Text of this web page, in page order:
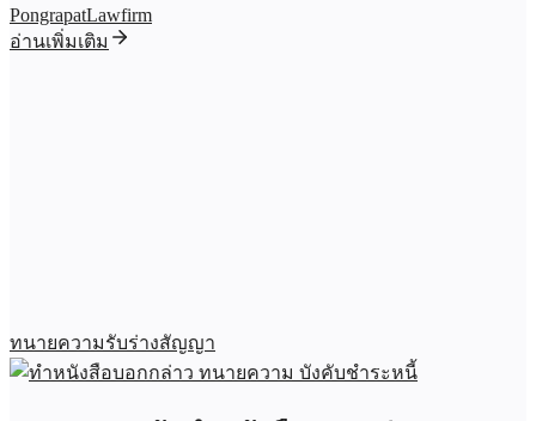
PongrapatLawfirm
อ่านเพิ่มเติม
ทนายความรับร่างสัญญา